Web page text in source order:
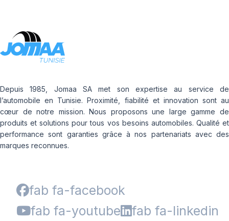
Depuis 1985, Jomaa SA met son expertise au service de
l’automobile en Tunisie. Proximité, fiabilité et innovation sont au
cœur de notre mission. Nous proposons une large gamme de
produits et solutions pour tous vos besoins automobiles. Qualité et
performance sont garanties grâce à nos partenariats avec des
marques reconnues.
fab fa-facebook
fab fa-youtube
fab fa-linkedin